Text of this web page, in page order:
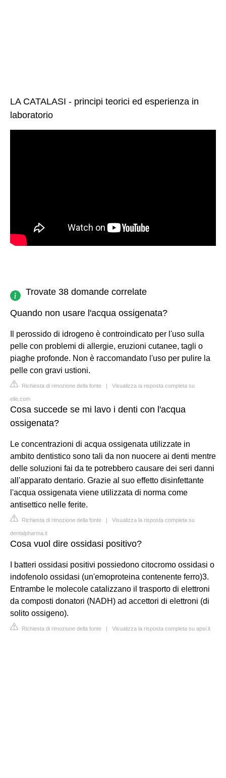
LA CATALASI - principi teorici ed esperienza in
laboratorio
Trovate 38 domande correlate
Quando non usare l'acqua ossigenata?
Il perossido di idrogeno è controindicato per l'uso sulla
pelle con problemi di allergie, eruzioni cutanee, tagli o
piaghe profonde. Non è raccomandato l'uso per pulire la
pelle con gravi ustioni.
Richiesta di rimozione della fonte | Visualizza la risposta completa su
elle.com
Cosa succede se mi lavo i denti con l'acqua
ossigenata?
Le concentrazioni di acqua ossigenata utilizzate in
ambito dentistico sono tali da non nuocere ai denti mentre
delle soluzioni fai da te potrebbero causare dei seri danni
all'apparato dentario. Grazie al suo effetto disinfettante
l'acqua ossigenata viene utilizzata di norma come
antisettico nelle ferite.
Richiesta di rimozione della fonte | Visualizza la risposta completa su
dentalpharma.it
Cosa vuol dire ossidasi positivo?
I batteri ossidasi positivi possiedono citocromo ossidasi o
indofenolo ossidasi (un'emoproteina contenente ferro)3.
Entrambe le molecole catalizzano il trasporto di elettroni
da composti donatori (NADH) ad accettori di elettroni (di
solito ossigeno).
Richiesta di rimozione della fonte | Visualizza la risposta completa su apsi.it